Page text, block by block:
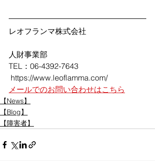
レオフランマ株式会社
人財事業部
TEL：06-4392-7643
https://www.leoflamma.com/
メールでのお問い合わせはこちら
【News】
【Blog】
【障害者】